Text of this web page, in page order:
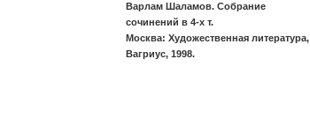
Варлам Шаламов. Собрание
сочинений в 4-х т.
Москва: Художественная литература,
Вагриус, 1998.